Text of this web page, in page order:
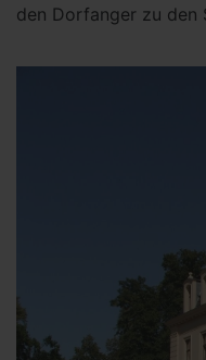
den Dorfanger zu den